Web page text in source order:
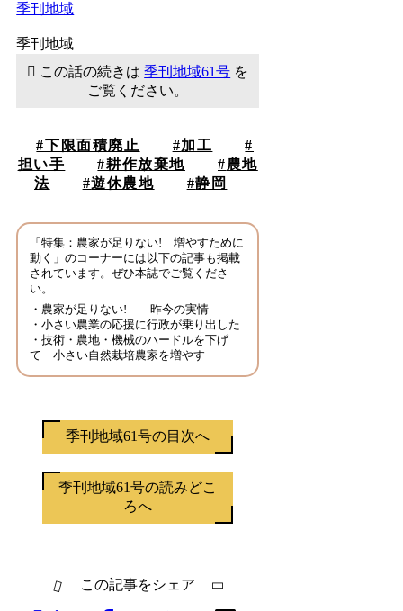
季刊地域
季刊地域
この話の続きは季刊地域61号 を
ご覧ください。
下限面積廃止
加工
担い手
耕作放棄地
農地
法
遊休農地 静岡
「特集：農家が足りない! 増やすために
動く 」のコーナーには以下の記事も掲載
されています。ぜひ本誌でご覧くださ
い。
・農家が足りない!――昨今の実情
・小さい農業の応援に行政が乗り出した
・技術・農地・機械のハードルを下げ
て 小さい自然栽培農家を増やす
季刊地域61号の目次へ
季刊地域61号の読みどこ
ろへ
この記事をシェア